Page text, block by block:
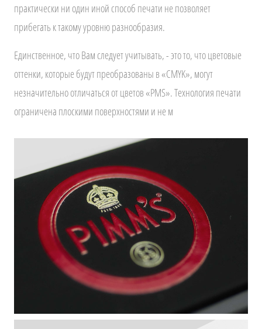
практически ни один иной способ печати не позволяет
прибегать к такому уровню разнообразия.
Единственное, что Вам следует учитывать, - это то, что цветовые
оттенки, которые будут преобразованы в «CMYK», могут
незначительно отличаться от цветов «PMS». Технология печати
ограничена плоскими поверхностями и не м